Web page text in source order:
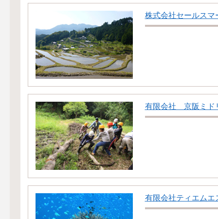
株式会社セールスマ
有限会社 京阪ミド
有限会社ティエムエ